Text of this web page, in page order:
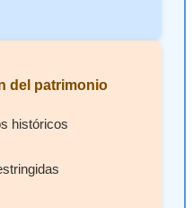
del patrimonio
históricos